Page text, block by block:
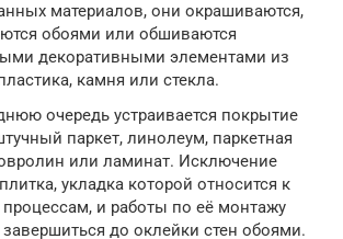
материалов, они окрашиваются,
обоями или обшиваются
декоративными элементами из
камня или стекла.
очередь устраивается покрытие
паркет, линолеум, паркетная
или ламинат. Исключение
укладка которой относится к
и работы по её монтажу
до оклейки стен обоями.